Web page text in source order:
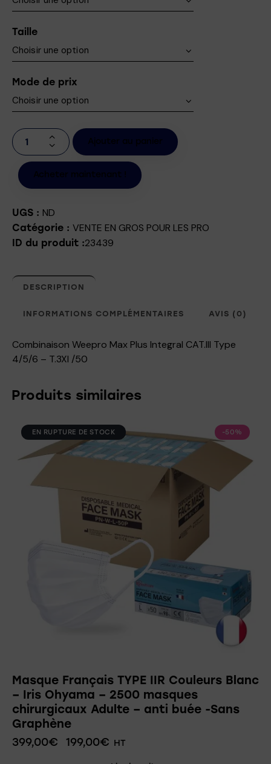
Taille
Mode de prix
Ajouter au panier
Acheter maintenant !
UGS : ND
Catégorie : VENTE EN GROS POUR LES PRO
ID du produit :23439
DESCRIPTION
INFORMATIONS COMPLÉMENTAIRES AVIS (0)
Combinaison Weepro Max Plus Integral CAT.III Type
4/5/6 – T.3Xl /50
Produits similaires
EN RUPTURE DE STOCK -50%
Masque Français TYPE IIR Couleurs Blanc
– Iris Ohyama – 2500 masques
chirurgicaux Adulte – anti buée -Sans
Graphène
399,00€ 199,00€ HT